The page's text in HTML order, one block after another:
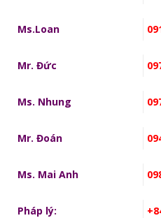
Ms.Loan
Mr. Đức
Ms. Nhung
Mr. Đoán
Ms. Mai Anh
Pháp lý: